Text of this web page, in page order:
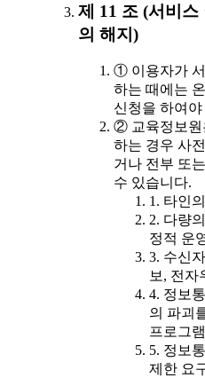
제 11 조 (서비
의 해지)
① 이용자가
하는 때에는
신청을 하여
② 교육정보원
하는 경우 사
거나 전부 또
수 있습니다.
1. 타인
2. 다량
정적 운
3. 수신
보, 전자
4. 정보
의 파괴
프로그
5. 정보
제한 요